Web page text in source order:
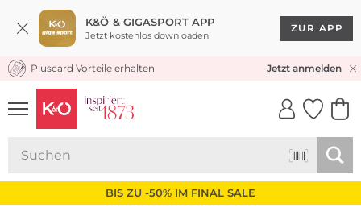
K&Ö & GIGASPORT APP
Jetzt kostenlos downloaden
ZUR APP
KOSTENLOSER VERSAND* & RÜCKVERSAND
Pluscard Vorteile erhalten Jetzt anmelden
UNSERE APP
CLICK &
BIS ZU -50% IM FINAL SALE